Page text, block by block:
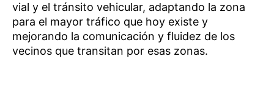
vial y el tránsito vehicular, adaptando la zona
para el mayor tráfico que hoy existe y
mejorando la comunicación y fluidez de los
vecinos que transitan por esas zonas.